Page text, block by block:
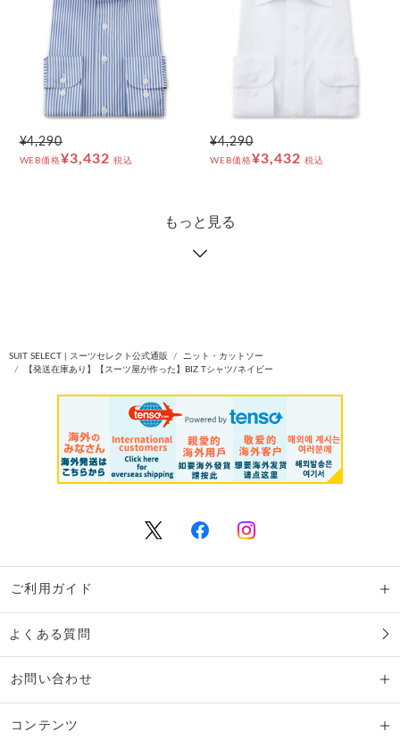
¥4,290
WEB価格¥3,432 税込
¥4,290
WEB価格¥3,432 税込
もっと見る
SUIT SELECT | スーツセレクト公式通販
ニット・カットソー
【発送在庫あり】【スーツ屋が作った】BIZ Tシャツ/ネイビー
ご利用ガイド
よくある質問
お問い合わせ
コンテンツ